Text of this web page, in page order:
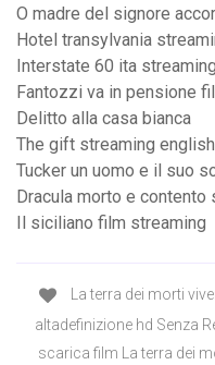
O madre del signore
Hotel transylvania
Interstate 60 ita streaming
Fantozzi va in pensione
Delitto alla casa bianca
The gift streaming english
Tucker un uomo e il suo
Dracula morto e
Il siciliano film streaming
La terra dei morti
altadefinizione hd Senza
scarica film La terra dei